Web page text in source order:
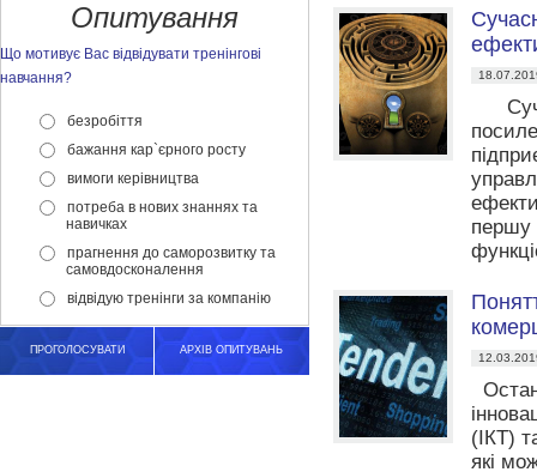
Опитування
Що мотивує Вас відвідувати тренінгові
навчання?
безробіття
бажання кар`єрного росту
вимоги керівництва
потреба в нових знаннях та
навичках
прагнення до саморозвитку та
самовдосконалення
відвідую тренінги за компанію
ПРОГОЛОСУВАТИ АРХІВ ОПИТУВАНЬ
першу
(ІКТ)
які